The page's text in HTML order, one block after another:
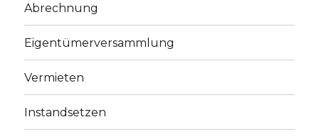
Abrechnung
Eigentümerversammlung
Vermieten
Instandsetzen